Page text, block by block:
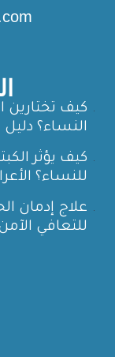
كيف تختارين
النساء؟
كيف يؤثر
للنساء؟
علاج إدمان
للتعافي